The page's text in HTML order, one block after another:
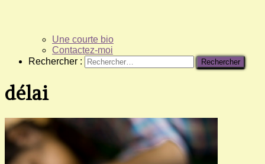
Une courte bio
Contactez-moi
Rechercher :
délai